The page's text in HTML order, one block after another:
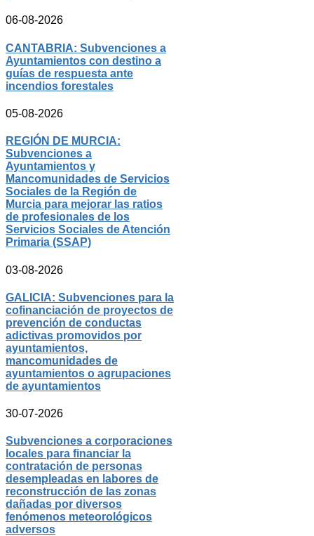
06-08-2026
CANTABRIA: Subvenciones a
Ayuntamientos con destino a
guías de respuesta ante
incendios forestales
05-08-2026
REGIÓN DE MURCIA:
Subvenciones a
Ayuntamientos y
Mancomunidades de Servicios
Sociales de la Región de
Murcia para mejorar las ratios
de profesionales de los
Servicios Sociales de Atención
Primaria (SSAP)
03-08-2026
GALICIA: Subvenciones para la
cofinanciación de proyectos de
prevención de conductas
adictivas promovidos por
ayuntamientos,
mancomunidades de
ayuntamientos o agrupaciones
de ayuntamientos
30-07-2026
Subvenciones a corporaciones
locales para financiar la
contratación de personas
desempleadas en labores de
reconstrucción de las zonas
dañadas por diversos
fenómenos meteorológicos
adversos